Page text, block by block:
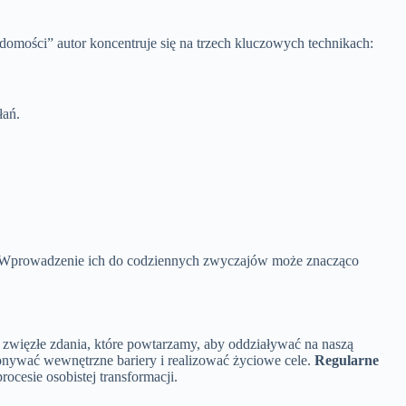
autor koncentruje się na trzech kluczowych technikach:
ich do codziennych zwyczajów może znacząco
zdania, które powtarzamy, aby oddziaływać na naszą
wewnętrzne bariery i realizować życiowe cele. Regularne
osobistej transformacji.